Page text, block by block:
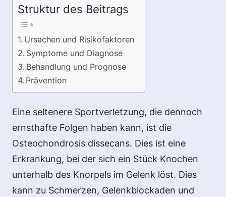
Struktur des Beitrags
Ursachen und Risikofaktoren
Symptome und Diagnose
Behandlung und Prognose
Prävention
Eine seltenere Sportverletzung, die dennoch
ernsthafte Folgen haben kann, ist die
Osteochondrosis dissecans. Dies ist eine
Erkrankung, bei der sich ein Stück Knochen
unterhalb des Knorpels im Gelenk löst. Dies
kann zu Schmerzen, Gelenkblockaden und